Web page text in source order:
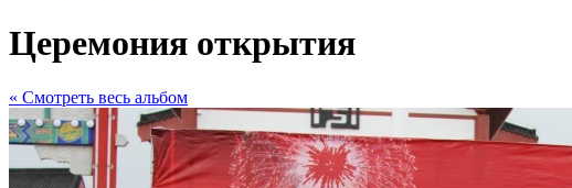
Церемония открытия
« Cмотреть весь альбом